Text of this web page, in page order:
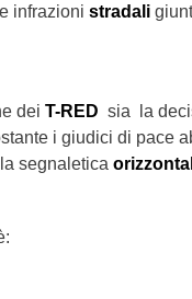
infrazioni stradali
dei T-RED sia la
i giudici di pace
segnaletica